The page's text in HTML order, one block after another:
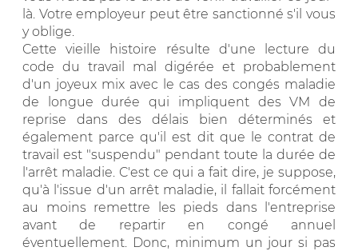
là. Votre employeur peut être sanctionné s'il vous
y oblige.
Cette vieille histoire résulte d'une lecture du
code du travail mal digérée et probablement
d'un joyeux mix avec le cas des congés maladie
de longue durée qui impliquent des VM de
reprise dans des délais bien déterminés et
également parce qu'il est dit que le contrat de
travail est "suspendu" pendant toute la durée de
l'arrêt maladie. C'est ce qui a fait dire, je suppose,
qu'à l'issue d'un arrêt maladie, il fallait forcément
au moins remettre les pieds dans l'entreprise
avant de repartir en congé annuel
éventuellement. Donc, minimum un jour si pas